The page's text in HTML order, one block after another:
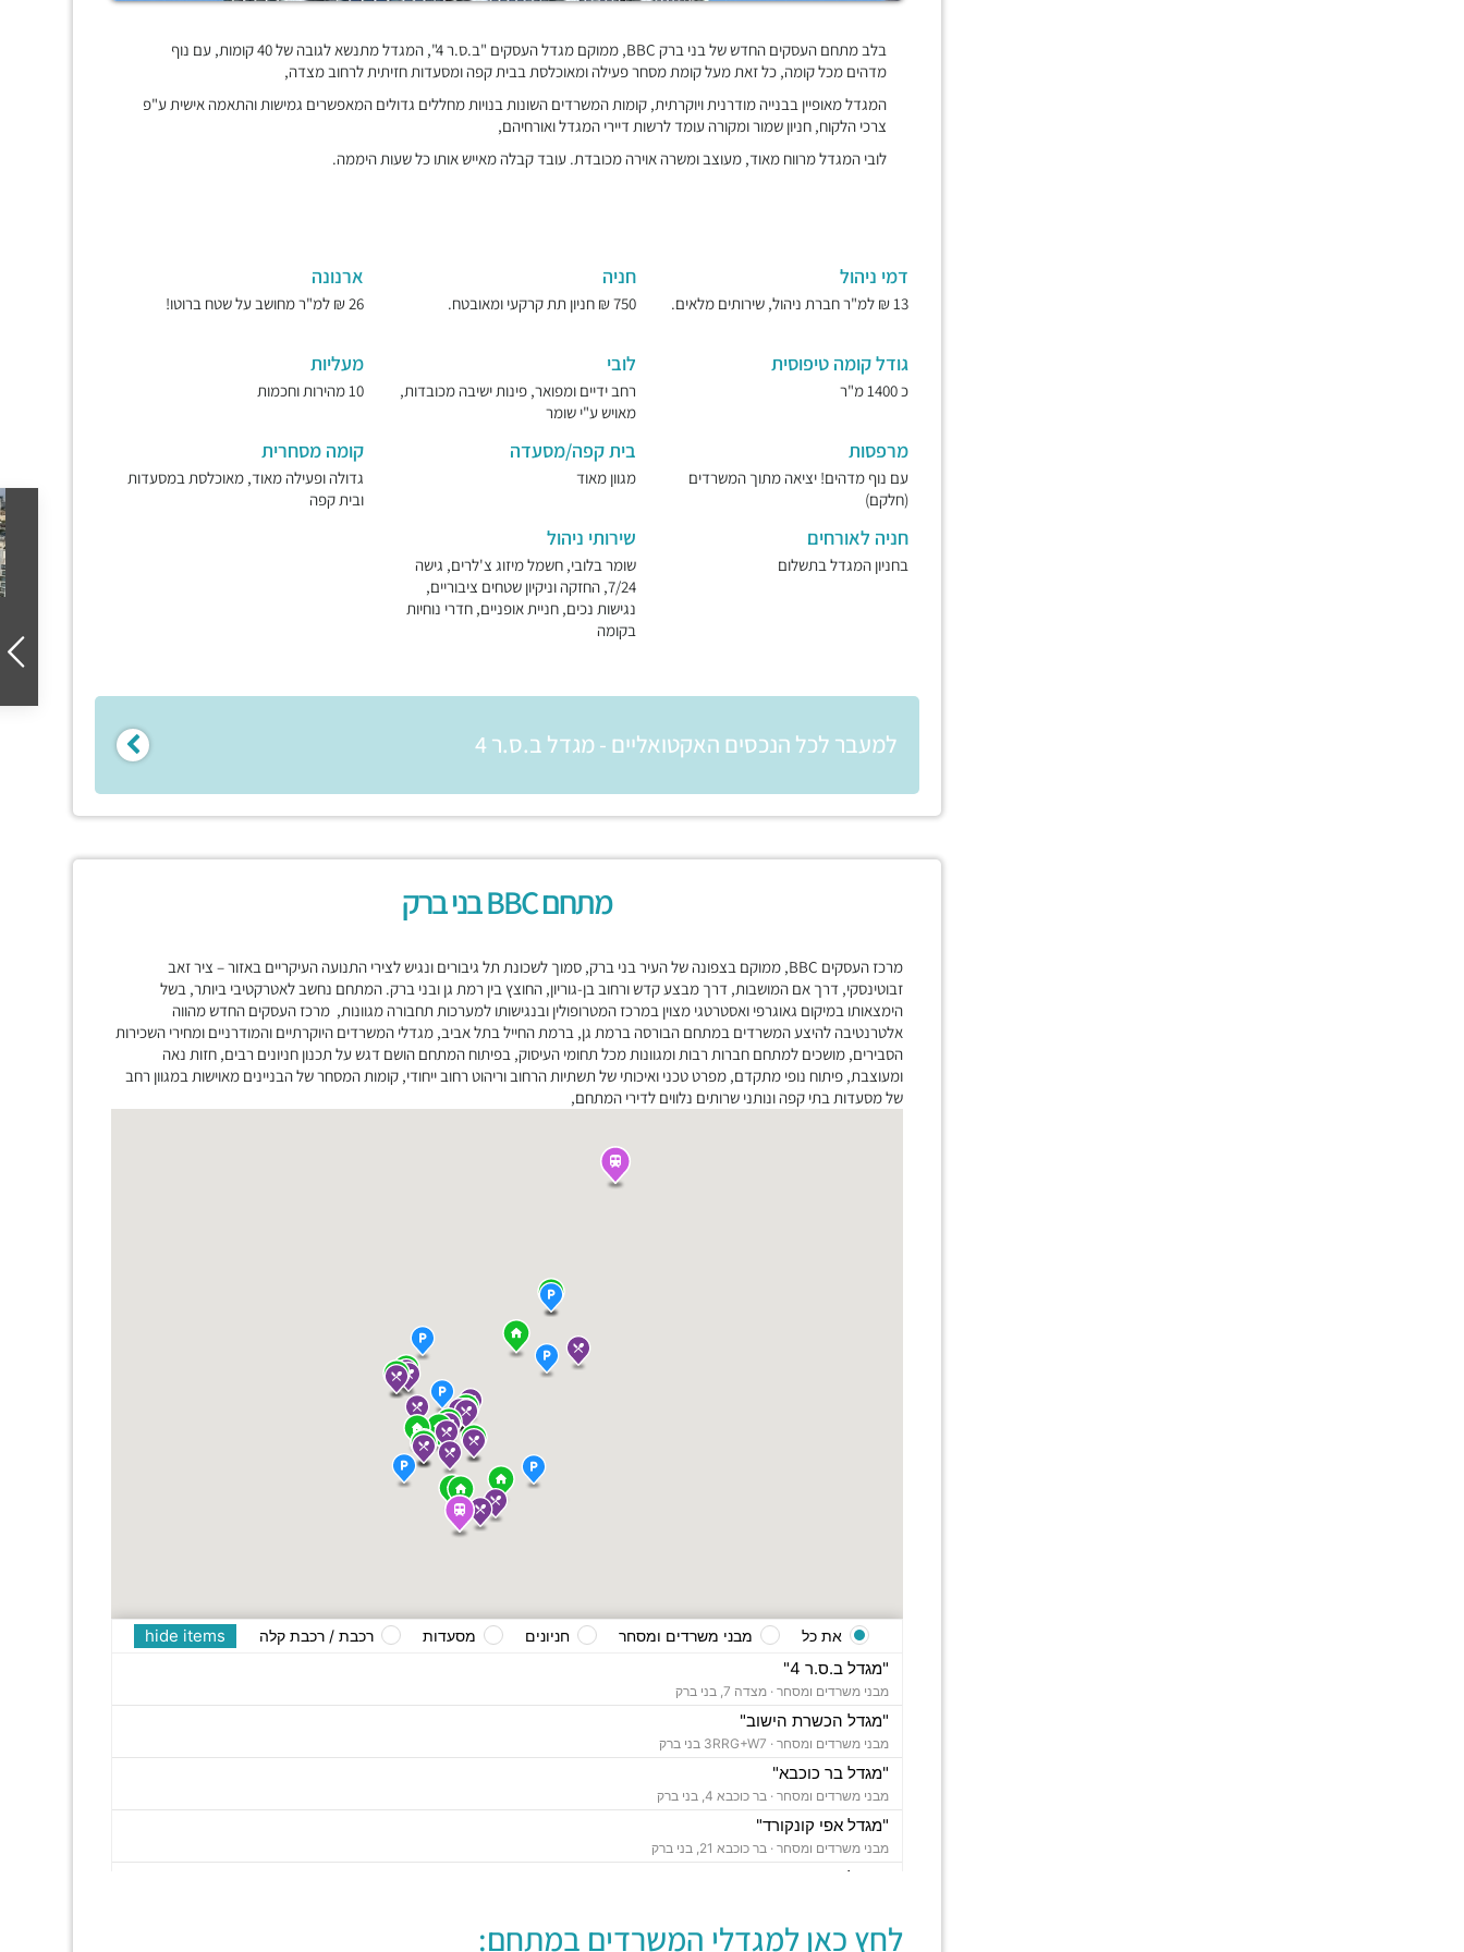
בלב מתחם העסקים החדש של בני ברק BBC, ממוקם מגדל העסקים "ב.ס.ר 4", המגדל מתנשא לגובה של 40 קומות, עם נוף
מדהים מכל קומה, כל זאת מעל קומת מסחר פעילה ומאוכלסת בבית קפה ומסעדות חזיתית לרחוב מצדה,
המגדל מאופיין בבנייה מודרנית ויוקרתית, קומות המשרדים השונות בנויות מחללים גדולים המאפשרים גמישות והתאמה אישית ע"פ
צרכי הלקוח, חניון שמור ומקורה עומד לרשות דיירי המגדל ואורחיהם,
לובי המגדל מרווח מאוד, מעוצב ומשרה אוירה מכובדת. עובד קבלה מאייש אותו כל שעות היממה.
דמי ניהול
13 ₪ למ"ר חברת ניהול, שירותים מלאים.
חניה
750 ₪ חניון תת קרקעי ומאובטח.
ארנונה
26 ₪ למ"ר מחושב על שטח ברוטו!
גודל קומה טיפוסית
כ 1400 מ"ר
לובי
רחב ידיים ומפואר, פינות ישיבה מכובדות,
מאויש ע"י שומר
מעליות
10 מהירות וחכמות
מרפסות
עם נוף מדהים! יציאה מתוך המשרדים
(חלקם)
בית קפה/מסעדה
מגוון מאוד
קומה מסחרית
גדולה ופעילה מאוד, מאוכלסת במסעדות
ובית קפה
חניה לאורחים
בחניון המגדל בתשלום
שירותי ניהול
שומר בלובי, חשמל מיזוג צ'לרים, גישה
7/24, החזקה וניקיון שטחים ציבוריים,
נגישות נכים, חניית אופניים, חדרי נוחיות
בקומה
למעבר לכל הנכסים האקטואליים - מגדל ב.ס.ר 4
מתחם BBC בני ברק
מרכז העסקים BBC, ממוקם בצפונה של העיר בני ברק, סמוך לשכונת תל גיבורים ונגיש לצירי התנועה העיקריים באזור – ציר זאב
זבוטינסקי, דרך אם המושבות, דרך מבצע קדש ורחוב בן-גוריון, החוצץ בין רמת גן ובני ברק. המתחם נחשב לאטרקטיבי ביותר, בשל
הימצאותו במיקום גאוגרפי ואסטרטגי מצוין במרכז המטרופולין ובנגישותו למערכות תחבורה מגוונות, מרכז העסקים החדש מהווה
אלטרנטיבה להיצע המשרדים במתחם הבורסה ברמת גן, ברמת החייל בתל אביב, מגדלי המשרדים היוקרתיים והמודרניים ומחירי השכירות
הסבירים, מושכים למתחם חברות רבות ומגוונות מכל תחומי העיסוק, בפיתוח המתחם הושם דגש על תכנון חניונים רבים, חזות נאה
ומעוצבת, פיתוח נופי מתקדם, מפרט טכני ואיכותי של תשתיות הרחוב וריהוט רחוב ייחודי, קומות המסחר של הבניינים מאוישות במגוון רחב
של מסעדות בתי קפה ונותני שרותים נלווים לדירי המתחם,
"מגדל ב.ס.ר 4"
מבני משרדים ומסחר · מצדה 7, בני ברק
"מגדל הכשרת הישוב"
מבני משרדים ומסחר ·
"מגדל בר כוכבא"
מבני משרדים ומסחר · בר כוכבא 4, בני ברק
"מגדל אפי קונקורד"
מבני משרדים ומסחר · בר כוכבא 21, בני ברק
"מגדל צ'מפיון"
"בית סלע"
hide items את כל מבני משרדים ומסחר חניונים מסעדות רכבת / רכבת קלה
לחץ כאן למגדלי המשרדים במתחם: